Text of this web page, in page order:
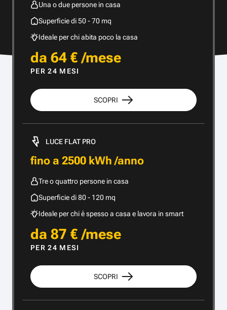
Una o due persone in casa
Superficie di 50 - 70 mq
Ideale per chi abita poco la casa
da 64 € /mese
PER 24 MESI
SCOPRI
LUCE FLAT PRO
fino a 2500 kWh /anno
Tre o quattro persone in casa
Superficie di 80 - 120 mq
Ideale per chi è spesso a casa e lavora in smart
da 87 € /mese
PER 24 MESI
SCOPRI